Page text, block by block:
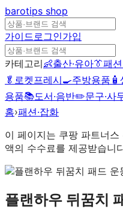
barotips shop
가이드로그인가입
카테고리👶출산·유아👔패
🥬 로켓프레시🍳주방용품 🧴
용품📚도서·음반✏️문구·사
홈›패션·잡화
이 페이지는 쿠팡 파트너
액의 수수료를 제공받습니
플랜하우 뒤꿈치